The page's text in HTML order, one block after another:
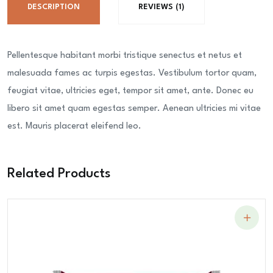
DESCRIPTION REVIEWS (1)
Pellentesque habitant morbi tristique senectus et netus et
malesuada fames ac turpis egestas. Vestibulum tortor quam,
feugiat vitae, ultricies eget, tempor sit amet, ante. Donec eu
libero sit amet quam egestas semper. Aenean ultricies mi vitae
est. Mauris placerat eleifend leo.
Related Products